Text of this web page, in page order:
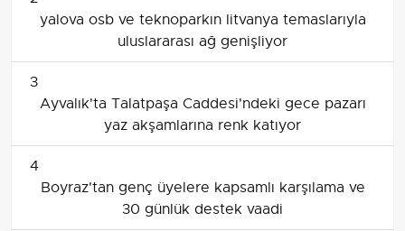
yalova osb ve teknoparkın litvanya temaslarıyla
uluslararası ağ genişliyor
3
Ayvalık'ta Talatpaşa Caddesi'ndeki gece pazarı
yaz akşamlarına renk katıyor
4
Boyraz'tan genç üyelere kapsamlı karşılama ve
30 günlük destek vaadi